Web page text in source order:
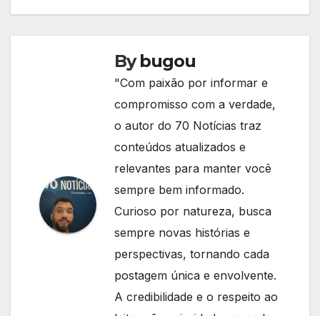
Bybugou
"Com paixão por informar e
compromisso com a verdade,
o autor do 70 Notícias traz
conteúdos atualizados e
relevantes para manter você
sempre bem informado.
Curioso por natureza, busca
sempre novas histórias e
perspectivas, tornando cada
postagem única e envolvente.
A credibilidade e o respeito ao